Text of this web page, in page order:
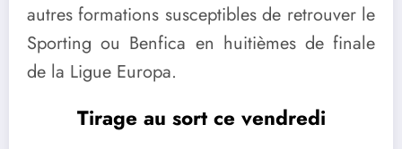
autres formations susceptibles de retrouver le
Sporting ou Benfica en huitièmes de finale
de la Ligue Europa.
Tirage au sort ce vendredi